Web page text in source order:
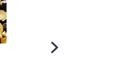
Scroll